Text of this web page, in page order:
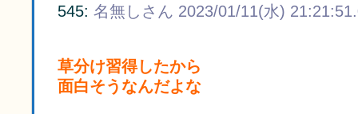
545: 名無しさん 2023/01/11(水)
草分け習得したから
面白そうなんだよな